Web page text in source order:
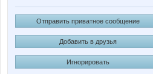
Отправить приватное сообщение
Добавить в друзья
Игнорировать